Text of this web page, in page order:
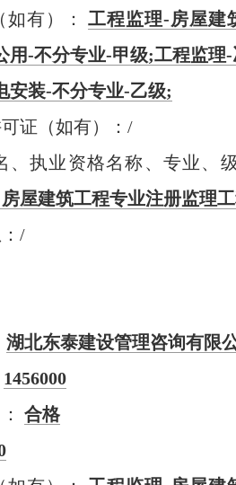
有）：
工程监理-房屋建
用-不分专业-甲级;工程监理
安装-不分专业-乙级;
证（如有）：/
、执业资格名称、专业、
房屋建筑工程专业注册监理
/
湖北东泰建设管理咨询有限
1456000
合格